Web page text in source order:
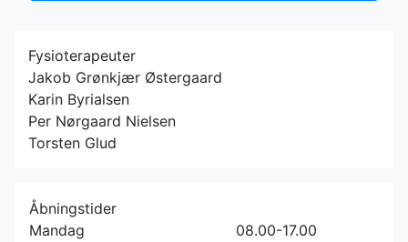
Fysioterapeuter
Jakob Grønkjær Østergaard
Karin Byrialsen
Per Nørgaard Nielsen
Torsten Glud
Åbningstider
Mandag
08.00-17.00